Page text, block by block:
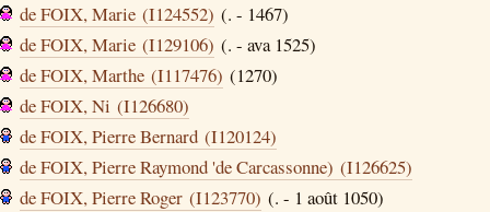
de FOIX, Marie (I124552) (. - 1467)
de FOIX, Marie (I129106) (. - ava 1525)
de FOIX, Marthe (I117476) (1270)
de FOIX, Ni (I126680)
de FOIX, Pierre Bernard (I120124)
de FOIX, Pierre Raymond 'de Carcassonne) (I126625)
de FOIX, Pierre Roger (I123770) (. - 1 août 1050)